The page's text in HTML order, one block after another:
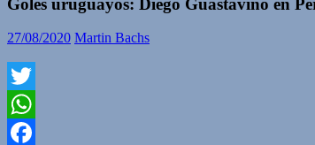
Goles uruguayos: Diego Guastavino en
27/08/2020 Martin Bachs
Twitter
WhatsApp